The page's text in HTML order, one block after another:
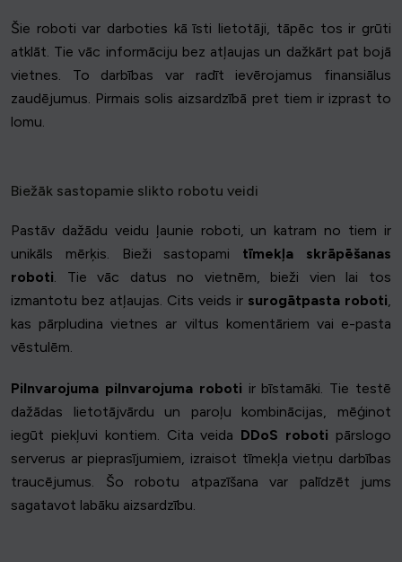
Šie roboti var darboties kā īsti lietotāji, tāpēc tos ir grūti
atklāt. Tie vāc informāciju bez atļaujas un dažkārt pat bojā
vietnes. To darbības var radīt ievērojamus finansiālus
zaudējumus. Pirmais solis aizsardzībā pret tiem ir izprast to
lomu.
Biežāk sastopamie slikto robotu veidi
Pastāv dažādu veidu ļaunie roboti, un katram no tiem ir
unikāls mērķis. Bieži sastopami tīmekļa skrāpēšanas
roboti. Tie vāc datus no vietnēm, bieži vien lai tos
izmantotu bez atļaujas. Cits veids ir surogātpasta roboti,
kas pārpludina vietnes ar viltus komentāriem vai e-pasta
vēstulēm.
Pilnvarojuma pilnvarojuma roboti ir bīstamāki. Tie testē
dažādas lietotājvārdu un paroļu kombinācijas, mēģinot
iegūt piekļuvi kontiem. Cita veida DDoS roboti pārslogo
serverus ar pieprasījumiem, izraisot tīmekļa vietņu darbības
traucējumus. Šo robotu atpazīšana var palīdzēt jums
sagatavot labāku aizsardzību.